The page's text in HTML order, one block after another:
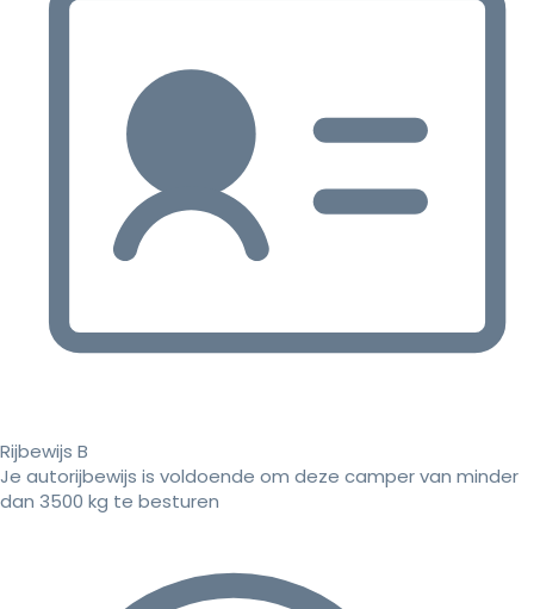
Rijbewijs B
Je autorijbewijs is voldoende om deze camper van minder
dan 3500 kg te besturen